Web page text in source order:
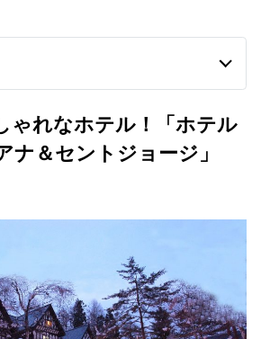
ゃれなホテル！「ホテル
ナ＆セントジョージ」